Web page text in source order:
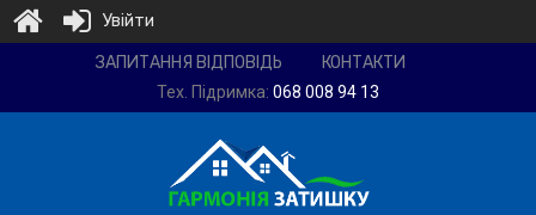
компанія
ЗАПИТАННЯ ВІДПОВІДЬ КОНТАКТИ
Тех. Підримка: 068 008 94 13
Увійти